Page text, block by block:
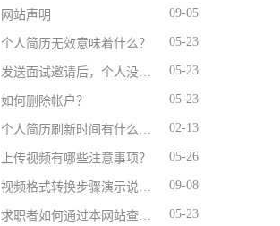
网站声明 09-05
个人简历无效意味着什么？ 05-23
发送面试邀请后，个人没有回应怎么办？ 05-23
如何删除帐户？ 05-23
个人简历刷新时间有什么用？ 02-13
上传视频有哪些注意事项？ 05-26
视频格式转换步骤演示说明。 09-08
求职者如何通过本网站查询招聘信息? 05-23